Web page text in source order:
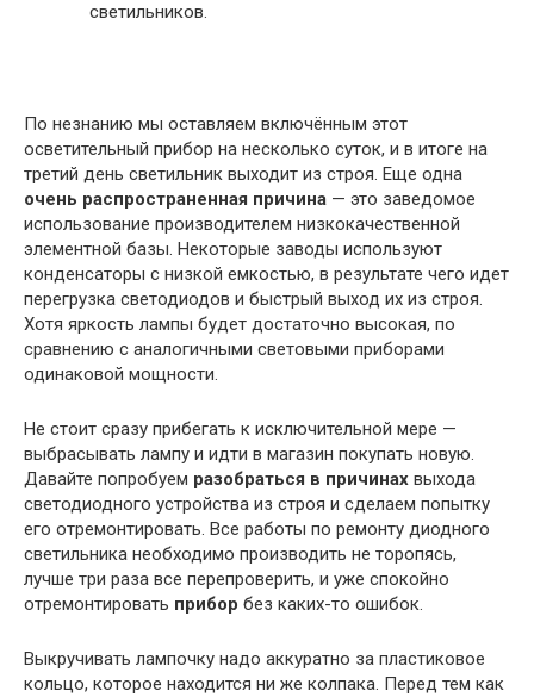
светильников.
По незнанию мы оставляем включённым этот
осветительный прибор на несколько суток, и в итоге на
третий день светильник выходит из строя. Еще одна
очень распространенная причина — это заведомое
использование производителем низкокачественной
элементной базы. Некоторые заводы используют
конденсаторы с низкой емкостью, в результате чего идет
перегрузка светодиодов и быстрый выход их из строя.
Хотя яркость лампы будет достаточно высокая, по
сравнению с аналогичными световыми приборами
одинаковой мощности.
Не стоит сразу прибегать к исключительной мере —
выбрасывать лампу и идти в магазин покупать новую.
Давайте попробуем разобраться в причинах выхода
светодиодного устройства из строя и сделаем попытку
его отремонтировать. Все работы по ремонту диодного
светильника необходимо производить не торопясь,
лучше три раза все перепроверить, и уже спокойно
отремонтировать прибор без каких-то ошибок.
Выкручивать лампочку надо аккуратно за пластиковое
кольцо, которое находится ни же колпака. Перед тем как